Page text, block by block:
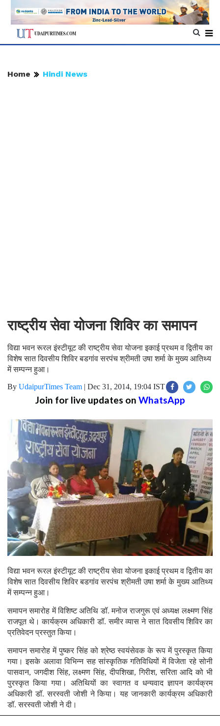
Home Hindi News
राष्ट्रीय सेवा योजना शिविर का समापन
विद्या भवन रूरल इंस्टीयूट की राष्ट्रीय सेवा योजना इकाई प्रथम व द्वितीय का
विशेष सात दिवसीय शिविर बडगांव सरपंच श्रीमती उषा शर्मा के मुख्य आतिथ्य
में सम्पन्न हुआ।
By UdaipurTimes Team | Dec 31, 2014, 19:04 IST
Join for live updates on WhatsApp
विद्या भवन रूरल इंस्टीयूट की राष्ट्रीय सेवा योजना इकाई प्रथम व द्वितीय का
विशेष सात दिवसीय शिविर बडगांव सरपंच श्रीमती उषा शर्मा के मुख्य आतिथ्य
में सम्पन्न हुआ।
समापन समारोह में विशिष्ट अतिथि डॉ. मनोज राजगुरू एवं अध्यक्ष लक्ष्मण सिंह
राजपूत थे। कार्यक्रम अधिकारी डॉ. समीर व्यास ने सात दिवसीय शिविर का
प्रतिवेदन प्रस्तुत किया।
समापन समारोह में पुष्कर सिंह को श्रेष्ठ स्वयंसेवक के रूप में पुरस्कृत किया
गया। इसके अलावा विभिन्न सह सांस्कृतिक गतिविधियों में विजेता रहे सोनी
पासवान, जगदीश सिंह, लक्ष्मण सिंह, दीपशिखा, गिरीश, सरिता आदि को भी
पुरस्कृत किया गया। अतिथियों का स्वागत व धन्यवाद ज्ञापन कार्यक्रम
अधिकारी डॉ. सरस्वती जोशी ने किया। यह जानकारी कार्यक्रम अधिकारी
डॉ. सरस्वती जोशी ने दी।